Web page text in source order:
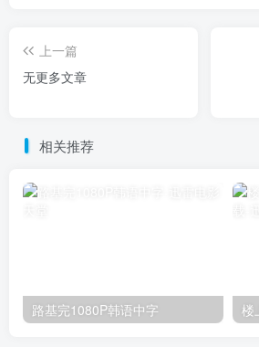
上一篇
无更多文章
相关推荐
路基完1080P韩语中字